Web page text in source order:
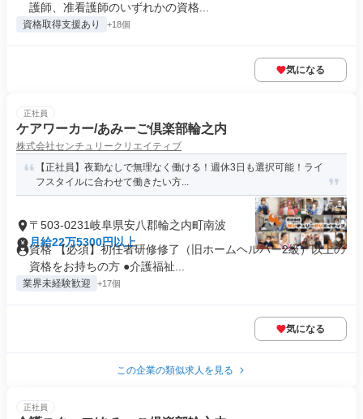
護師、准看護師のいずれかの資格...
資格取得支援あり +18個
気になる
正社員
ケアワーカー/あみーご倶楽部輪之内
株式会社センチュリークリエイティブ
【正社員】夜勤なしで無理なく働ける！週休3日も選択可能！ライ
フスタイルに合わせて働きたい方...
〒503-0231岐阜県安八郡輪之内町南波
月給22万5300円以上
資格 【必須】初任者研修修了（旧ホームヘルパー2級）以上の
資格をお持ちの方 ●介護福祉...
業界未経験歓迎 +17個
気になる
この企業の類似求人を見る
正社員